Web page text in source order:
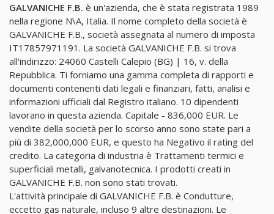
GALVANICHE F.B. è un'azienda, che è stata registrata 1989
nella regione N\A, Italia. Il nome completo della società è
GALVANICHE F.B., società assegnata al numero di imposta
IT17857971191. La società GALVANICHE F.B. si trova
all'indirizzo: 24060 Castelli Calepio (BG) | 16, v. della
Repubblica. Ti forniamo una gamma completa di rapporti e
documenti contenenti dati legali e finanziari, fatti, analisi e
informazioni ufficiali dal Registro italiano. 10 dipendenti
lavorano in questa azienda. Capitale - 836,000 EUR. Le
vendite della società per lo scorso anno sono state pari a
più di 382,000,000 EUR, e questo ha Negativo il rating del
credito. La categoria di industria è Trattamenti termici e
superficiali metalli, galvanotecnica. I prodotti creati in
GALVANICHE F.B. non sono stati trovati.
L'attività principale di GALVANICHE F.B. è Condutture,
eccetto gas naturale, incluso 9 altre destinazioni. Le